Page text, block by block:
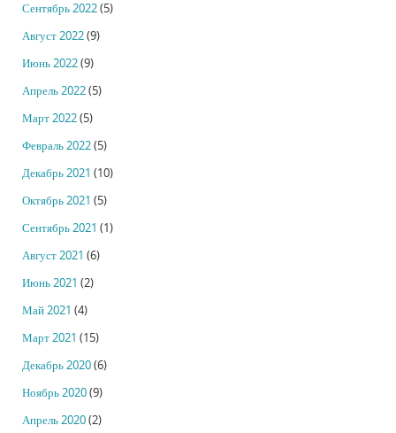
Сентябрь 2022(5)
Август 2022(9)
Июнь 2022(9)
Апрель 2022(5)
Март 2022(5)
Февраль 2022(5)
Декабрь 2021 (10)
Октябрь 2021 (5)
Сентябрь 2021 (1)
Август 2021 (6)
Июнь 2021 (2)
Май 2021 (4)
Март 2021 (15)
Декабрь 2020(6)
Ноябрь 2020(9)
Апрель 2020(2)